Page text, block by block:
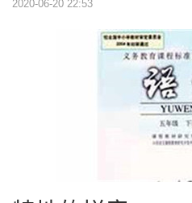
2020-06-20 22:53